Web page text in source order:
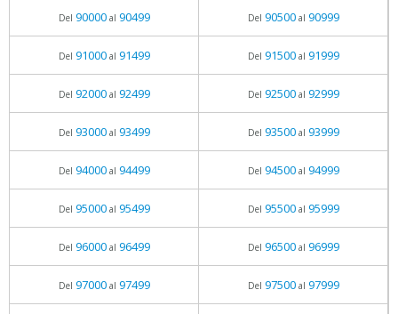
Del 90000al 90499 Del 90500al 90999
Del 91000al 91499 Del 91500al 91999
Del 92000al 92499 Del 92500al 92999
Del 93000al 93499 Del 93500al 93999
Del 94000al 94499 Del 94500al 94999
Del 95000al 95499 Del 95500al 95999
Del 96000al 96499 Del 96500al 96999
Del 97000al 97499 Del 97500al 97999